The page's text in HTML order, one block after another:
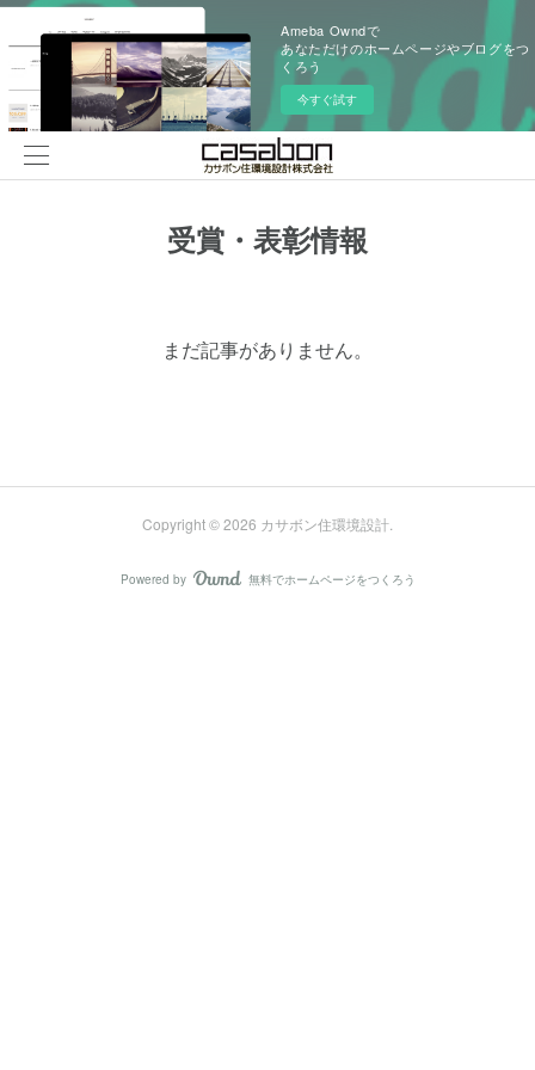
Ameba Owndで
あなただけのホームページやブログをつ
くろう
今すぐ試す
受賞・表彰情報
まだ記事がありません。
Copyright ©2026 カサボン住環境設計
Powered by AmebaOwnd
無料でホームページをつくろう